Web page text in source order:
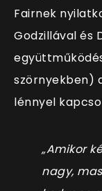
Fairnek
Godzillával és
szörnyekben)
lénnyel
„Amikor
nagy,